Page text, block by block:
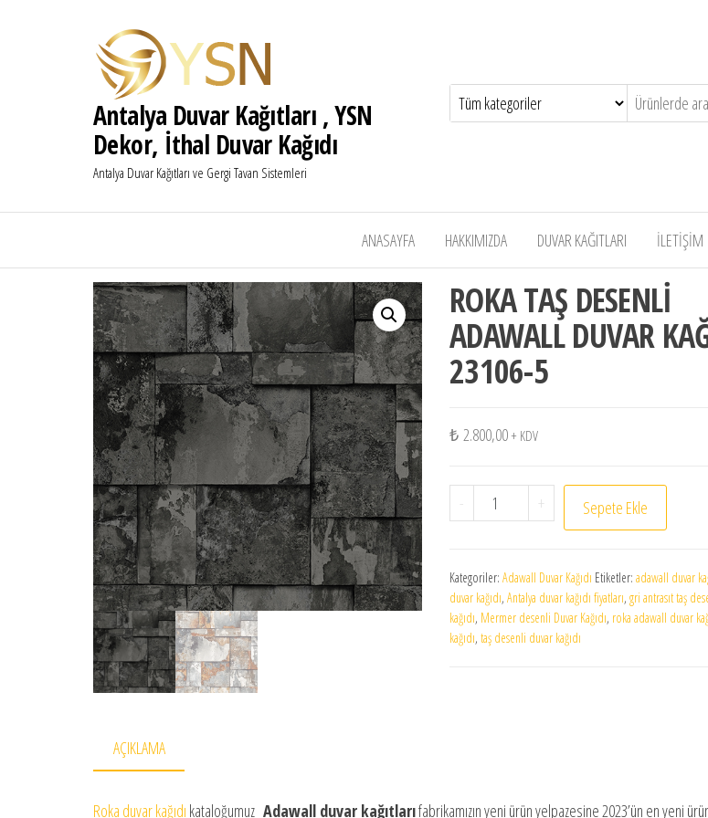
Antalya Duvar Kağıtları , YSN
Dekor, İthal Duvar Kağıdı
Antalya Duvar Kağıtları ve Gergi Tavan Sistemleri
ANASAYFA HAKKIMIZDA DUVAR KAĞITLARI İLETİŞİM
ROKA TAŞ DESENLİ
ADAWALL DUVAR
23106-5
₺ 2.800,00 + KDV
- ROKA TAŞ DESENLİ ADAWALL
+ Sepete Ekle
Kategoriler: Adawall Duvar Kağıdı Etiketler: adawall duvar
duvar kağıdı, Antalya duvar kağıdı fiyatları, gri antrasıt taş
kağıdı, Mermer desenli Duvar Kağıdı, roka adawall duvar
kağıdı, taş desenli duvar kağıdı
AÇIKLAMA
Roka duvar kağıdı kataloğumuz Adawall duvar kağıtlarıfabrikamızın yeni ürün yelpazesine 2023’ün en yeni